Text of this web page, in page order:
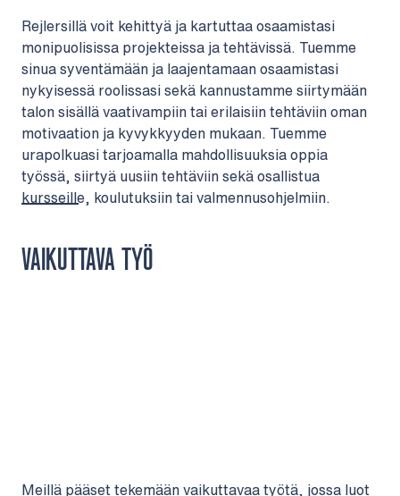
Rejlersillä voit kehittyä ja kartuttaa osaamistasi
monipuolisissa projekteissa ja tehtävissä. Tuemme
sinua syventämään ja laajentamaan osaamistasi
nykyisessä roolissasi sekä kannustamme siirtymään
talon sisällä vaativampiin tai erilaisiin tehtäviin oman
motivaation ja kyvykkyyden mukaan. Tuemme
urapolkuasi tarjoamalla mahdollisuuksia oppia
työssä, siirtyä uusiin tehtäviin sekä osallistua
kursseille, koulutuksiin tai valmennusohjelmiin.
VAIKUTTAVA TYÖ
Meillä pääset tekemään vaikuttavaa työtä, jossa luot